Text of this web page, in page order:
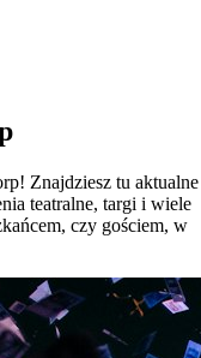
Znajdziesz tu aktualne
teatralne, targi i wiele
czy gościem, w